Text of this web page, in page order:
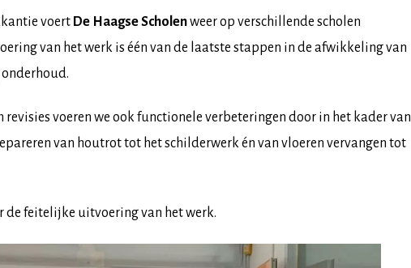
voert De Haagse Scholenweer op verschillende scholen
van het werk is één van de laatste stappen in de afwikkeling van
voeren we ook functionele verbeteringen door in het kader van
van houtrot tot het schilderwerk én van vloeren vervangen tot
de feitelijke uitvoering van het werk.